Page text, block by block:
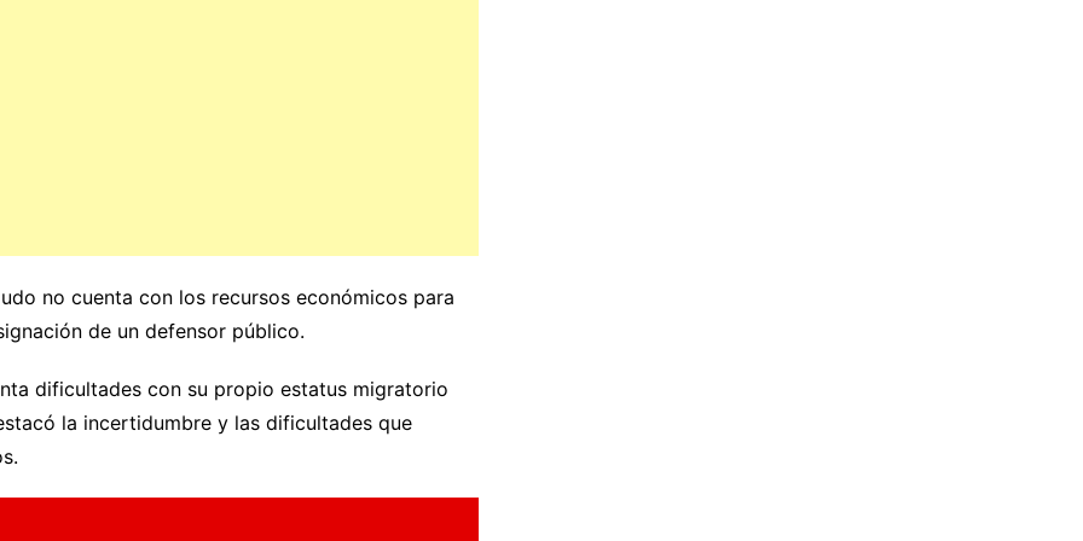
no cuenta con los recursos económicos para
de un defensor público.
dificultades con su propio estatus migratorio
la incertidumbre y las dificultades que